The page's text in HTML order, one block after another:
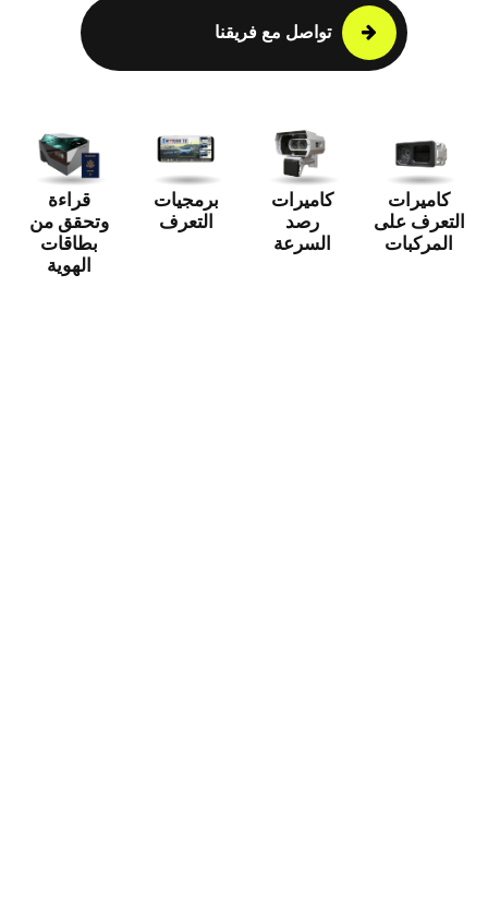
تواصل مع فريقنا
كاميرات
التعرف على
المركبات
كاميرات
رصد
السرعة
برمجيات
التعرف
قراءة
وتحقق من
بطاقات
الهوية